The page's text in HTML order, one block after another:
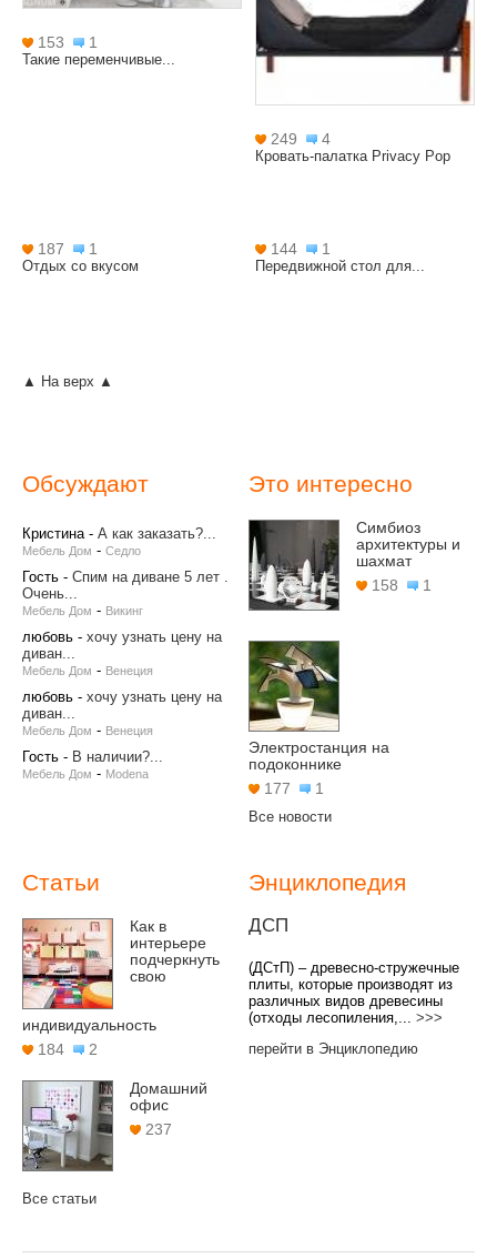
153 1
Такие переменчивые...
249 4
Кровать-палатка Privacy Pop
187 1
Отдых со вкусом
144 1
Передвижной стол для...
▲ На верх ▲
Обсуждают
Кристина- А как заказать?...
Мебель Дом - Седло
Гость - Спим на диване 5 лет .
Очень...
Мебель Дом - Викинг
любовь - хочу узнать цену на
диван...
Мебель Дом - Венеция
любовь - хочу узнать цену на
диван...
Мебель Дом - Венеция
Гость - В наличии?...
Мебель Дом - Modena
Это интересно
Симбиоз
архитектуры и
шахмат
158
1
Электростанция на
подоконнике
177
1
Все новости
Статьи
Как в
интерьере
подчеркнуть
свою
индивидуальность
184
2
Домашний
офис
237
Все статьи
Энциклопедия
ДСП
(ДСтП) – древесно-стружечные
плиты, которые производят из
различных видов древесины
(отходы лесопиления,... >>>
перейти в Энциклопедию